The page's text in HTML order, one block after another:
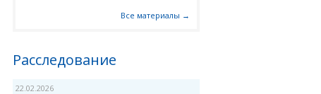
Все материалы →
Расследование
22.02.2026